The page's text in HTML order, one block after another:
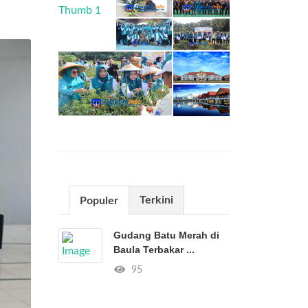
Populer Terkini
Gudang Batu Merah di
Baula Terbakar ...
95